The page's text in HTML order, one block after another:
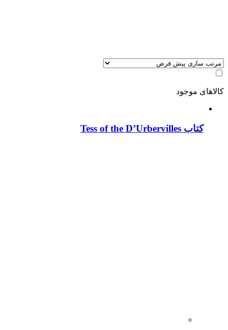
کالاهای موجود
کتاب Tess of the D’Urbervilles